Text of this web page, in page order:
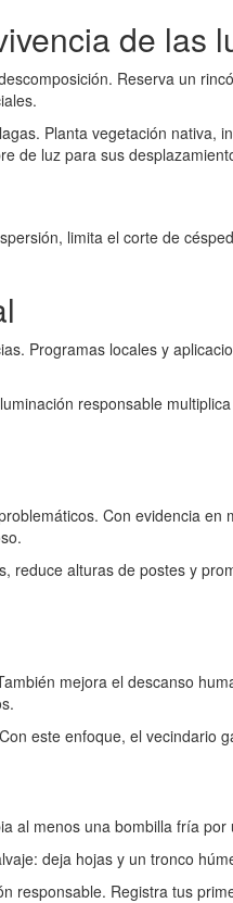
de las
Reserva un
Planta vegetación
de luz para sus
limita el corte de
Programas locales y
responsable
Con evidencia
alturas de postes y
mejora el descanso
este enfoque, el vecindario
al menos una bombilla fría
deja hojas y un tronco
Registra tus